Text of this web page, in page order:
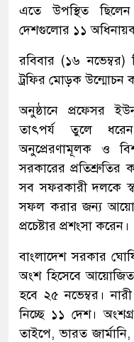
এতে উপস্থিত ছিলেন
দেশগুলোর ১১
রবিবার (১৬ নভেম্বর)
ট্রফির মোড়ক উন্মোচন
অনুষ্ঠানে প্রফেসর
তাৎপর্য তুলে
অনুপ্রেরণামূলক ও
সরকারের প্রতিশ্রুতির
সব সফরকারী দলকে
সফল করার জন্য
প্রচেষ্টার প্রশংসা করেন।
বাংলাদেশ সরকার
অংশ হিসেবে আয়োজিত
হবে ২৫ নভেম্বর।
নিচ্ছে ১১ দেশ।
তাইপে, ভারত